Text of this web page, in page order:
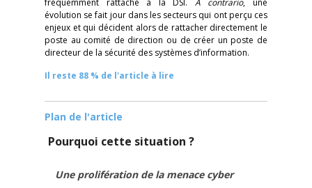
fréquemment rattaché à la DSI. A contrario, une
évolution se fait jour dans les secteurs qui ont perçu ces
enjeux et qui décident alors de rattacher directement le
poste au comité de direction ou de créer un poste de
directeur de la sécurité des systèmes d’information.
Il reste 88 % de l'article à lire
Plan de l'article
Pourquoi cette situation ?
Une prolifération de la menace cyber